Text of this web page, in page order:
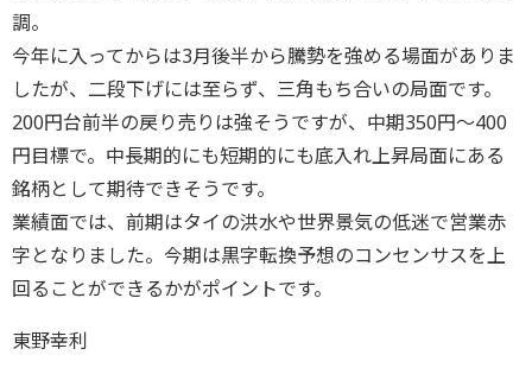
調。
今年に入ってからは3月後半から騰勢を強める場面がありま
したが、二段下げには至らず、三角もち合いの局面です。
200円台前半の戻り売りは強そうですが、中期350円～400
円目標で。中長期的にも短期的にも底入れ上昇局面にある
銘柄として期待できそうです。
業績面では、前期はタイの洪水や世界景気の低迷で営業赤
字となりました。今期は黒字転換予想のコンセンサスを上
回ることができるかがポイントです。
東野幸利